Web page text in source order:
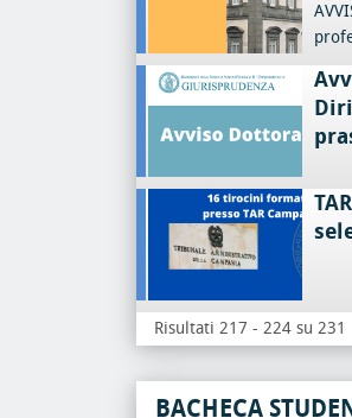
Risultati 217 - 224 su 231
BACHECA